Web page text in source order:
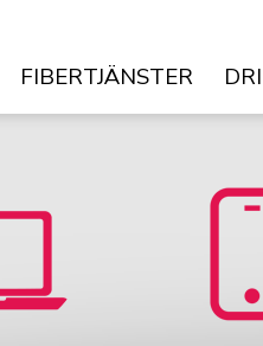
FIBERTJÄNSTER